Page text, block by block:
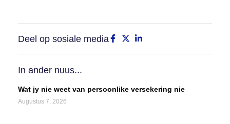
Deel op sosiale media
In ander nuus...
Wat jy nie weet van persoonlike versekering nie
Augustus 7, 2026